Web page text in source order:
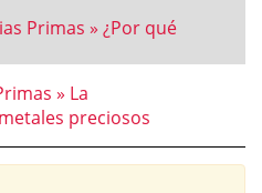
Primas » ¿Por qué
» La
preciosos